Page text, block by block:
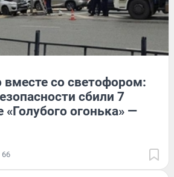
со светофором:
сбили 7
«Голубого огонька» —
66